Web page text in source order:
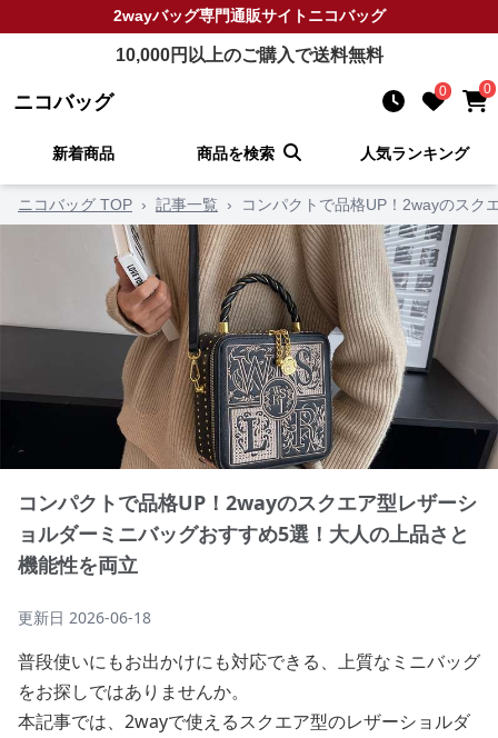
2wayバッグ専門通販サイトニコバッグ
10,000円以上のご購入で送料無料
ニコバッグ 0 0
新着商品 商品を検索 人気ランキング
ニコバッグ TOP › 記事一覧 › コンパクトで品格UP！2wayのスク
コンパクトで品格UP！2wayのスクエア型レザーシ
ョルダーミニバッグおすすめ5選！大人の上品さと
機能性を両立
更新日 2026-06-18
普段使いにもお出かけにも対応できる、上質なミニバッグ
をお探しではありませんか。
本記事では、2wayで使えるスクエア型のレザーショルダ